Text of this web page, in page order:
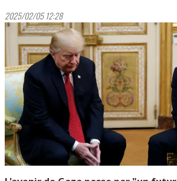
2025/02/05 12:28